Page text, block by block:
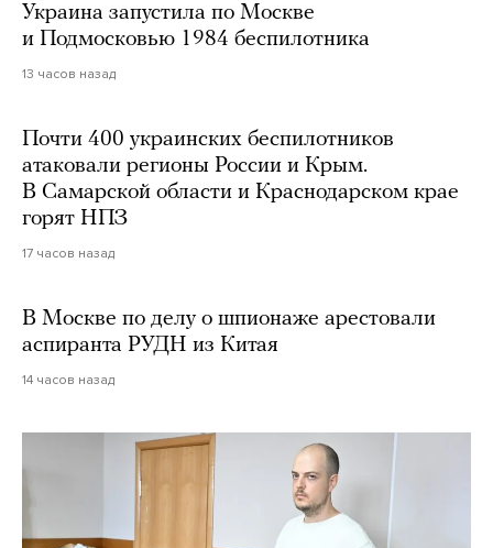
Украина запустила по Москве
и Подмосковью 1984 беспилотника
13 часов назад
Почти 400 украинских беспилотников
атаковали регионы России и Крым.
В Самарской области и Краснодарском крае
горят НПЗ
17 часов назад
В Москве по делу о шпионаже арестовали
аспиранта РУДН из Китая
14 часов назад